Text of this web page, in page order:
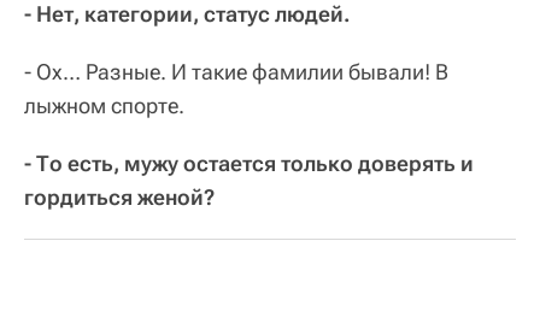
- Нет, категории, статус людей.
- Ох… Разные. И такие фамилии бывали! В
лыжном спорте.
- То есть, мужу остается только доверять и
гордиться женой?